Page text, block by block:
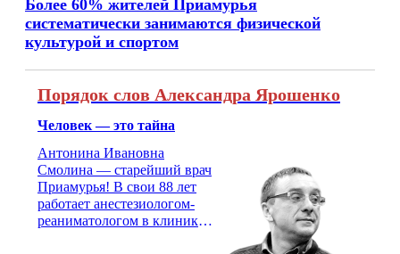
Более 60% жителей Приамурья
систематически занимаются физической
культурой и спортом
Порядок слов Александра Ярошенко
Человек — это тайна
Антонина Ивановна
Смолина — старейший врач
Приамурья! В свои 88 лет
работает анестезиологом-
реаниматологом в клинике